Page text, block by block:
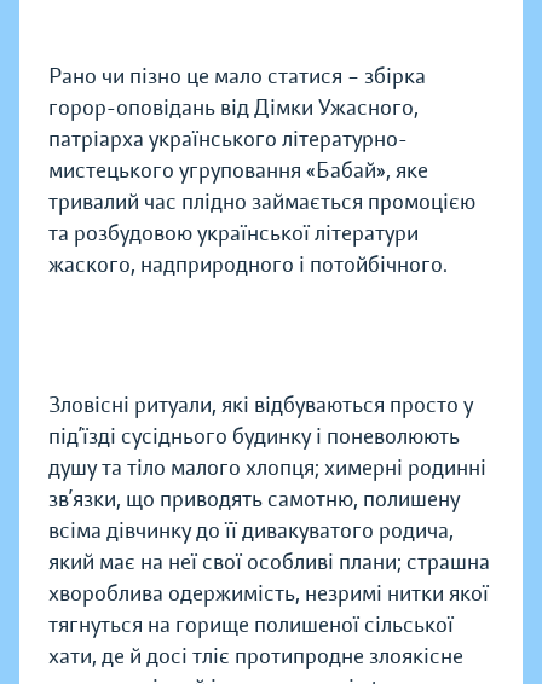
Рано чи пізно це мало статися – збірка
горор-оповідань від Дімки Ужасного,
патріарха українського літературно-
мистецького угруповання «Бабай», яке
тривалий час плідно займається промоцією
та розбудовою української літератури
жаского, надприродного і потойбічного.
Зловісні ритуали, які відбуваються просто у
під’їзді сусіднього будинку і поневолюють
душу та тіло малого хлопця; химерні родинні
зв’язки, що приводять самотню, полишену
всіма дівчинку до її дивакуватого родича,
який має на неї свої особливі плани; страшна
хвороблива одержимість, незримі нитки якої
тягнуться на горище полишеної сільської
хати, де й досі тліє протипродне злоякісне